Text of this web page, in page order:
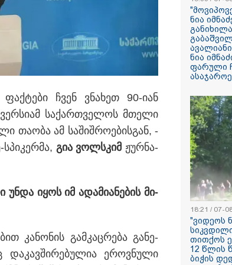
პატიმრობა
არასრულწლოვნის ამ
მდგომარეობაში
"ჩანაწერში მამა-შვილს
შორის კამათი
მიმდინარეობს - ნია
დემონსტრირებას
რომ ის არა მხოლოდ
არამედ გარკვეულ
წინმსწრებ
ფლობდა” - რა ისმის
ჩანაწერში, სადაც
მამას ესაუბრება?
რატომ ჩაბნელდა
საქართველო მესამედ
გველოდება თუ არა
ზამთარში მასშტაბური
ენერგოკრიზისი -
"პრობლემის
დაახლოებით ერთი თვე
სასკოლო ფორმების
ჩვენ ვნა­ხეთ 90-იან
სა­ქარ­თვე­ლოს მთე­ლი
თა­ო­ბა ამ სა­შიშ­რო­ე­ბის­გან, -
გია ვოლ­სკიმ ჟურ­ნა­
უნდა იყოს იმ ადა­მი­ა­ნე­ბის მი­
კა­ნო­ნის გამ­კაც­რე­ბა გა­ნე­
და­კავ­ში­რე­ბუ­ლია ეროვ­ნუ­ლი
ნია
ნია
ფარული
18:21 / 07-
"ვიდეოს
თითქოს
12 წლის
ბიჭის